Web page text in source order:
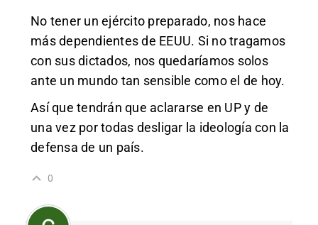
No tener un ejército preparado, nos hace
más dependientes de EEUU. Si no tragamos
con sus dictados, nos quedaríamos solos
ante un mundo tan sensible como el de hoy.
Así que tendrán que aclararse en UP y de
una vez por todas desligar la ideología con la
defensa de un país.
0